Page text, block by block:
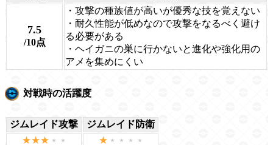
7.5
/10点
・攻撃の種族値が高いが優秀な技を覚えない
・耐久性能が低めなので攻撃をなるべく避け
る必要がある
・ヘイガニの巣に行かないと進化や強化用の
アメを集めにくい
対戦時の活躍度
ジムレイド攻撃 ジムレイド防衛